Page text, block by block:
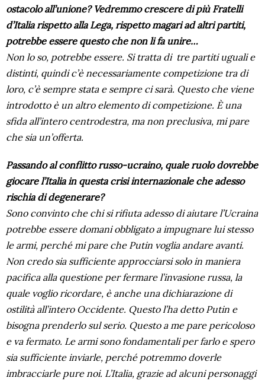
ostacolo all’unione? Vedremmo crescere di più Fratelli
d’Italia rispetto alla Lega, rispetto magari ad altri partiti,
potrebbe essere questo che non li fa unire…
Non lo so, potrebbe essere. Si tratta di tre partiti uguali e
distinti, quindi c’è necessariamente competizione tra di
loro, c’è sempre stata e sempre ci sarà. Questo che viene
introdotto è un altro elemento di competizione. È una
sfida all’intero centrodestra, ma non preclusiva, mi pare
che sia un’offerta.
Passando al conflitto russo-ucraino, quale ruolo dovrebbe
giocare l’Italia in questa crisi internazionale che adesso
rischia di degenerare?
Sono convinto che chi si rifiuta adesso di aiutare l’Ucraina
potrebbe essere domani obbligato a impugnare lui stesso
le armi, perché mi pare che Putin voglia andare avanti.
Non credo sia sufficiente approcciarsi solo in maniera
pacifica alla questione per fermare l’invasione russa, la
quale voglio ricordare, è anche una dichiarazione di
ostilità all’intero Occidente. Questo l’ha detto Putin e
bisogna prenderlo sul serio. Questo a me pare pericoloso
e va fermato. Le armi sono fondamentali per farlo e spero
sia sufficiente inviarle, perché potremmo doverle
imbracciarle pure noi. L’Italia, grazie ad alcuni personaggi